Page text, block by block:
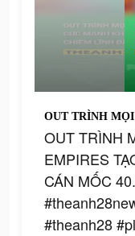
OUT TRÌNH
EMPIRES
CÁN MỐC
#theanh28